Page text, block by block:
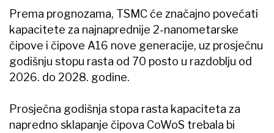
Prema prognozama, TSMC će značajno povećati
kapacitete za najnaprednije 2-nanometarske
čipove i čipove A16 nove generacije, uz prosječnu
godišnju stopu rasta od 70 posto u razdoblju od
2026. do 2028. godine.
Prosječna godišnja stopa rasta kapaciteta za
napredno sklapanje čipova CoWoS trebala bi